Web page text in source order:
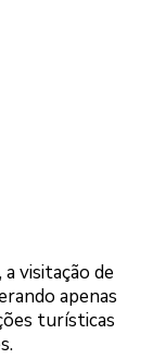
visitação de
apenas
turísticas